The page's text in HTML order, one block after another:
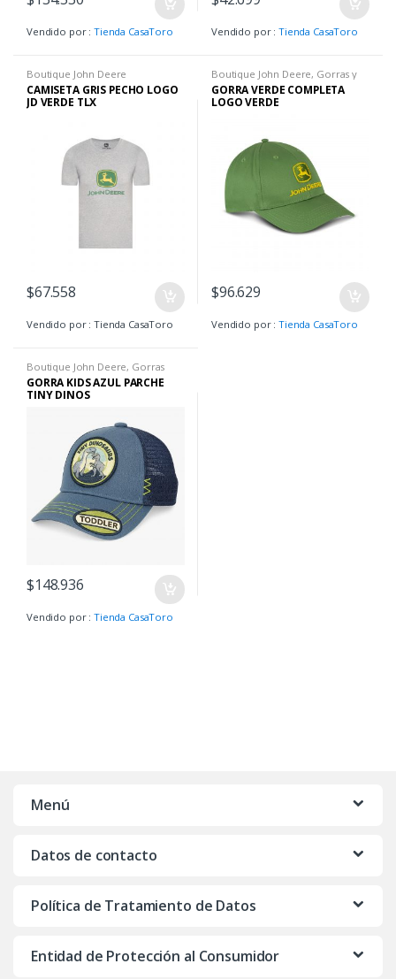
Vendido por :Tienda CasaToro Vendido por :Tienda CasaToro
Boutique John Deere
CAMISETA GRIS PECHO LOGO
JD VERDE TLX
$67.558
Vendido por : Tienda CasaToro
Boutique John Deere, Gorras y
Sombreros,Hombre
GORRA VERDE COMPLETA
LOGO VERDE
$96.629
Vendido por :Tienda CasaToro
Boutique John Deere, Gorras
Kids
GORRA KIDS AZUL PARCHE
TINY DINOS
$148.936
Vendido por :Tienda CasaToro
Menú
Datos de contacto
Política de Tratamiento de Datos
Entidad de Protección al Consumidor